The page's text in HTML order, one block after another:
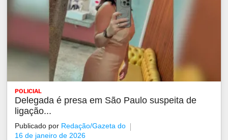
POLICIAL
Delegada é presa em São Paulo suspeita de
ligação...
Publicado por Redação/Gazeta do
16 de janeiro de 2026